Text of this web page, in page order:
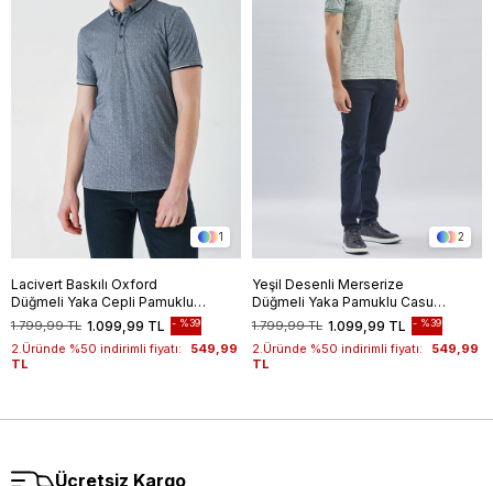
1
Lacivert Baskılı Oxford
Düğmeli Yaka Cepli Pamuklu
Casual Slim Fit Dar Kesim
Tişört 1011240177
1.099,99 TL
1.799,99 TL %39
2.Üründe %50 indirimli fiyatı:
549,99
TL
2
Yeşil Desenli Merserize
Düğmeli Yaka Pamuklu Casual
Slim Fit Dar Kesim Tişört
1011240160
1.099,99 TL
1.799,99 TL %39
2.Üründe %50 indirimli fiyatı:
549,99
TL
Ücretsiz Kargo